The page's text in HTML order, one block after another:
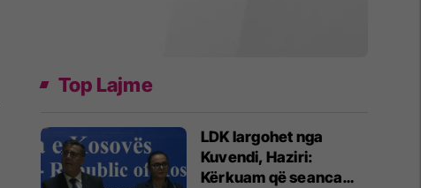
Top Lajme
LDK largohet nga
Kuvendi, Haziri:
Kërkuam që seanca